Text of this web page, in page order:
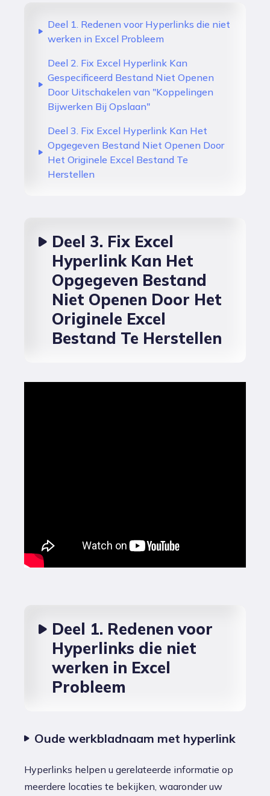
Deel 1. Redenen voor Hyperlinks die niet
werken in Excel Probleem
Deel 2. Fix Excel Hyperlink Kan
Gespecificeerd Bestand Niet Openen
Door Uitschakelen van "Koppelingen
Bijwerken Bij Opslaan"
Deel 3. Fix Excel Hyperlink Kan Het
Opgegeven Bestand Niet Openen Door
Het Originele Excel Bestand Te
Herstellen
Deel 3. Fix Excel
Hyperlink Kan Het
Opgegeven Bestand
Niet Openen Door Het
Originele Excel
Bestand Te Herstellen
Deel 1. Redenen voor
Hyperlinks die niet
werken in Excel
Probleem
Oude werkbladnaam met hyperlink
Hyperlinks helpen u gerelateerde informatie op
meerdere locaties te bekijken, waaronder uw